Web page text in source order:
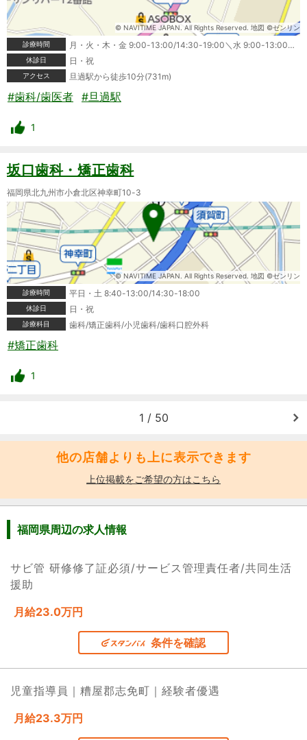
© NAVITIME JAPAN. All Rights Reserved. 地図 ©ゼンリン
診療時間
月・火・木・金 9:00-13:00/14:30-19:00＼水 9:00-13:00＼土 9:00-13:00/14:30-17:00
休診日 日・祝
アクセス 旦過駅から徒歩10分(731m)
#歯科/歯医者 #旦過駅
1
坂口歯科・矯正歯科
福岡県北九州市小倉北区神幸町10-3
© NAVITIME JAPAN. All Rights Reserved. 地図 ©ゼンリン
診療時間
平日・土 8:40-13:00/14:30-18:00
休診日 日・祝
診療科目 歯科/矯正歯科/小児歯科/歯科口腔外科
#矯正歯科
1
1 / 50
他の店舗よりも上に表示できます
上位掲載をご希望の方はこちら
福岡県周辺の求人情報
サビ管 研修修了証必須/サービス管理責任者/共同生活
援助
月給23.0万円
条件を確認
児童指導員｜糟屋郡志免町｜経験者優遇
月給23.3万円